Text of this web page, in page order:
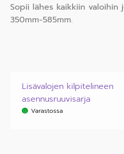
Sopii lähes kaikkiin valoihin
350mm-585mm.
Lisävalojen kilpitelineen
asennusruuvisarja
Varastossa